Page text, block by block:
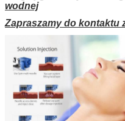
wodnej
Zapraszamy do kontaktu